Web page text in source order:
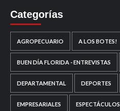
Categorías
AGROPECUARIO A LOS BOTES!
BUEN DÍA FLORIDA - ENTREVISTAS
DEPARTAMENTAL DEPORTES
EMPRESARIALES ESPECTÁCULOS